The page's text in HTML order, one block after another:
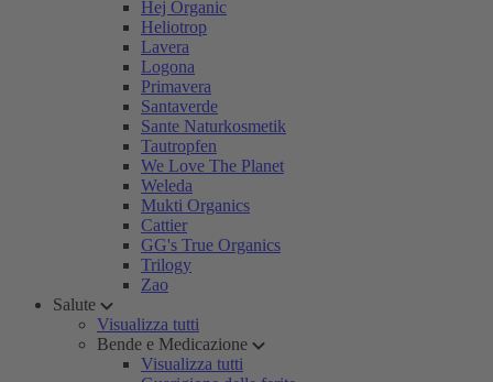
Hej Organic
Heliotrop
Lavera
Logona
Primavera
Santaverde
Sante Naturkosmetik
Tautropfen
We Love The Planet
Weleda
Mukti Organics
Cattier
GG's True Organics
Trilogy
Zao
Salute
Visualizza tutti
Bende e Medicazione
Visualizza tutti